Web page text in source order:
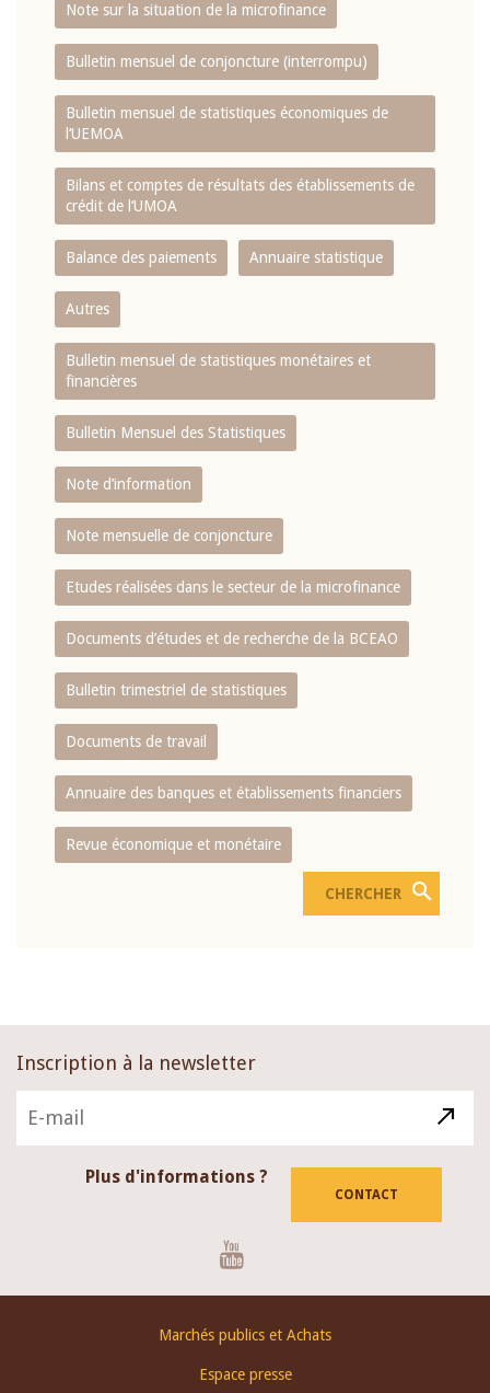
Note sur la situation de la microfinance
Bulletin mensuel de conjoncture (interrompu)
Bulletin mensuel de statistiques économiques de
l‘UEMOA
Bilans et comptes de résultats des établissements de
crédit de l‘UMOA
Balance des paiements Annuaire statistique
Autres
Bulletin mensuel de statistiques monétaires et
financières
Bulletin Mensuel des Statistiques
Note d’information
Note mensuelle de conjoncture
Etudes réalisées dans le secteur de la microfinance
Documents d’études et de recherche de la BCEAO
Bulletin trimestriel de statistiques
Documents de travail
Annuaire des banques et établissements financiers
Revue économique et monétaire
Inscription à la newsletter
Plus d'informations ?
CONTACT
Marchés publics et Achats
Espace presse